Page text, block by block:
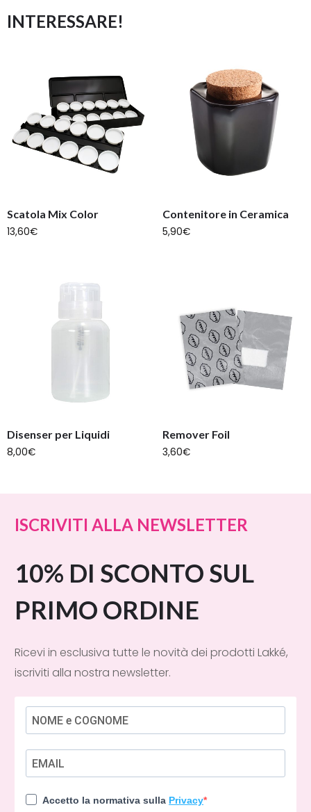
INTERESSARE!
Scatola Mix Color
13,60€
Contenitore in Ceramica
5,90€
Disenser per Liquidi
8,00€
Remover Foil
3,60€
ISCRIVITI ALLA NEWSLETTER
10% DI SCONTO SUL
PRIMO ORDINE
Ricevi in esclusiva tutte le novità dei prodotti Lakké,
iscriviti alla nostra newsletter.
Accetto la normativa sulla Privacy